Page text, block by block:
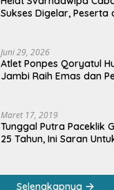
Sukses Digelar, Peserta
Juni 29, 2026
Atlet Ponpes Qoryatul
Jambi Raih Emas dan
Maret 17, 2019
Tunggal Putra Paceklik
25 Tahun, Ini Saran
Selengkapnya